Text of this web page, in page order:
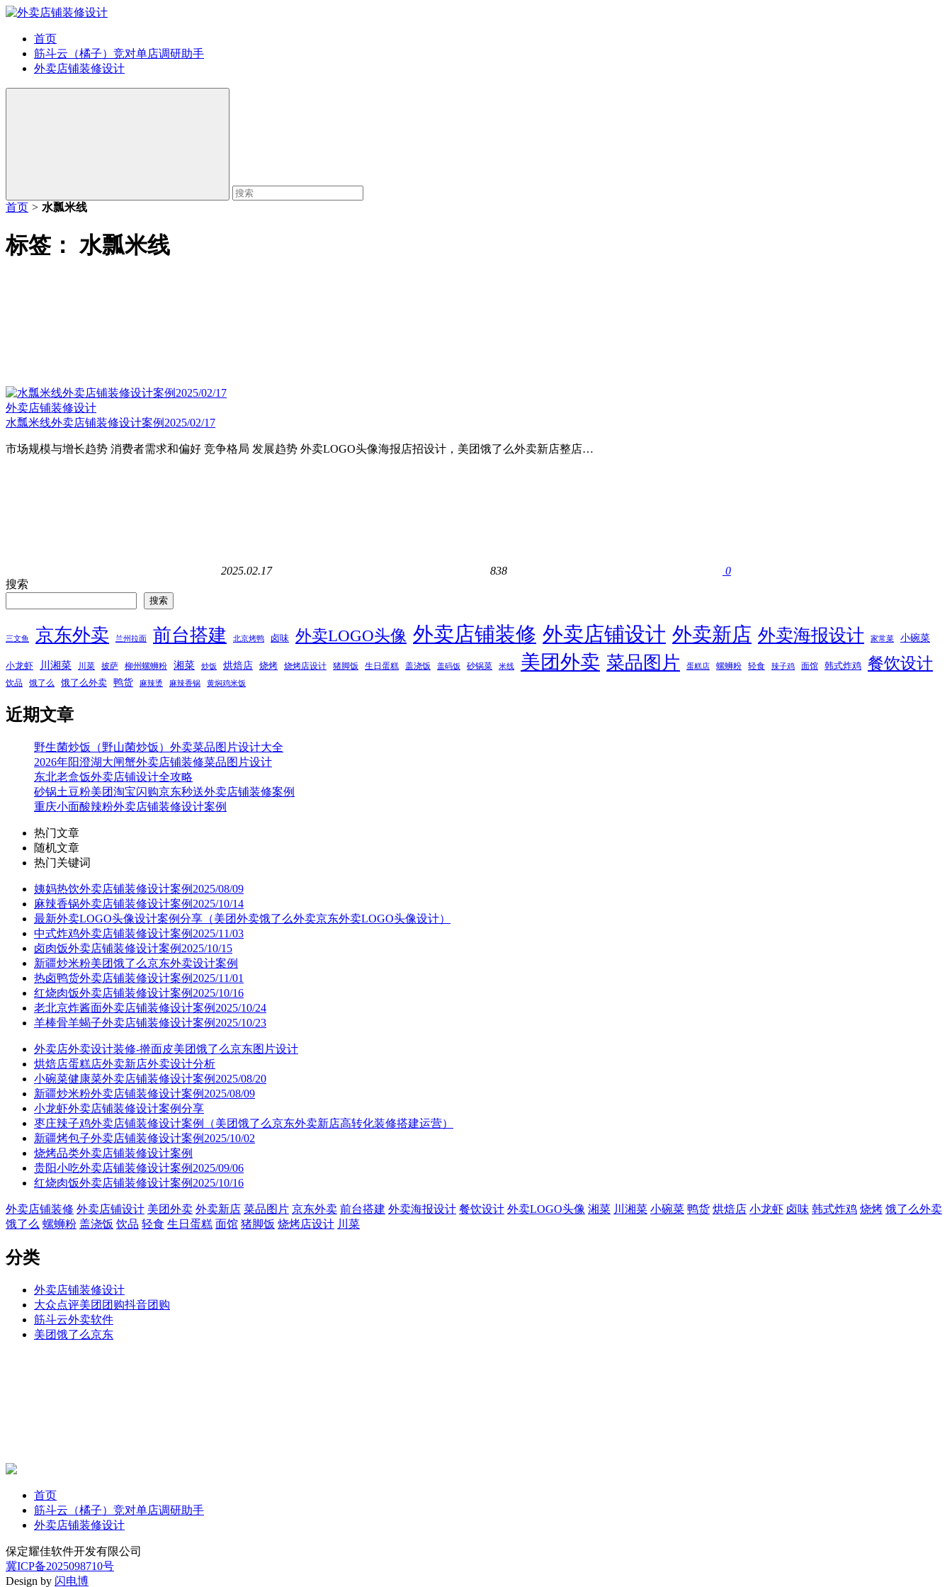
首页
筋斗云（橘子）竞对单店调研助手
外卖店铺装修设计
首页 > 水瓢米线
标签：水瓢米线
外卖店铺装修设计
水瓢米线外卖店铺装修设计案例2025/02/17
市场规模与增长趋势 消费者需求和偏好 竞争格局 发展趋势 外卖LOGO头像海报店招设计，美团饿了么外卖新店整店…
2025.02.17 838
0
搜索
搜索
三文鱼 京东外卖 兰州拉面 前台搭建 北京烤鸭 卤味 外卖LOGO头像 外卖店铺装修 外卖店铺设计 外卖新店 外卖海报设计 家常菜 小碗菜
小龙虾 川湘菜 川菜 披萨 柳州螺蛳粉 湘菜 炒饭 烘焙店 烧烤 烧烤店设计 猪脚饭 生日蛋糕 盖浇饭 盖码饭 砂锅菜 米线 美团外卖 菜品图片 蛋糕店 螺蛳粉 轻食 辣子鸡 面馆 韩式炸鸡 餐饮设计
饮品 饿了么 饿了么外卖 鸭货 麻辣烫 麻辣香锅 黄焖鸡米饭
近期文章
野生菌炒饭（野山菌炒饭）外卖菜品图片设计大全
2026年阳澄湖大闸蟹外卖店铺装修菜品图片设计
东北老盒饭外卖店铺设计全攻略
砂锅土豆粉美团淘宝闪购京东秒送外卖店铺装修案例
重庆小面酸辣粉外卖店铺装修设计案例
热门文章
随机文章
热门关键词
姨妈热饮外卖店铺装修设计案例2025/08/09
麻辣香锅外卖店铺装修设计案例2025/10/14
最新外卖LOGO头像设计案例分享（美团外卖饿了么外卖京东外卖LOGO头像设计）
中式炸鸡外卖店铺装修设计案例2025/11/03
卤肉饭外卖店铺装修设计案例2025/10/15
新疆炒米粉美团饿了么京东外卖设计案例
热卤鸭货外卖店铺装修设计案例2025/11/01
红烧肉饭外卖店铺装修设计案例2025/10/16
老北京炸酱面外卖店铺装修设计案例2025/10/24
羊棒骨羊蝎子外卖店铺装修设计案例2025/10/23
外卖店外卖设计装修-擀面皮美团饿了么京东图片设计
烘焙店蛋糕店外卖新店外卖设计分析
小碗菜健康菜外卖店铺装修设计案例2025/08/20
新疆炒米粉外卖店铺装修设计案例2025/08/09
小龙虾外卖店铺装修设计案例分享
枣庄辣子鸡外卖店铺装修设计案例（美团饿了么京东外卖新店高转化装修搭建运营）
新疆烤包子外卖店铺装修设计案例2025/10/02
烧烤品类外卖店铺装修设计案例
贵阳小吃外卖店铺装修设计案例2025/09/06
红烧肉饭外卖店铺装修设计案例2025/10/16
外卖店铺装修 外卖店铺设计 美团外卖 外卖新店 菜品图片 京东外卖 前台搭建 外卖海报设计 餐饮设计 外卖LOGO头像 湘菜 川湘菜 小碗菜 鸭货 烘焙店 小龙虾 卤味 韩式炸鸡 烧烤 饿了么外卖
饿了么 螺蛳粉 盖浇饭 饮品 轻食 生日蛋糕 面馆 猪脚饭 烧烤店设计 川菜
分类
外卖店铺装修设计
大众点评美团团购抖音团购
筋斗云外卖软件
美团饿了么京东
首页
筋斗云（橘子）竞对单店调研助手
外卖店铺装修设计
保定耀佳软件开发有限公司
冀ICP备2025098710号
Design by 闪电博